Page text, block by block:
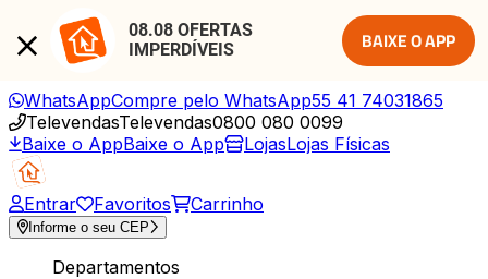
08.08 OFERTAS
IMPERDÍVEIS
BAIXE O APP
WhatsAppCompre pelo WhatsApp55 41 74031865
TelevendasTelevendas0800 080 0099
Baixe o AppBaixe o App LojasLojas Físicas
Entrar Favoritos Carrinho
Informe o seu CEP
Departamentos